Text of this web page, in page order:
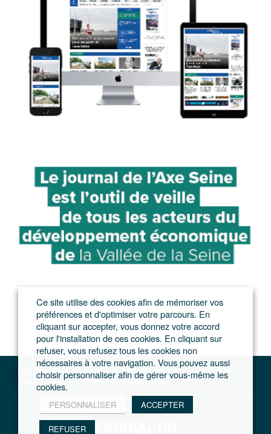
Le journal du Grand Paris – L'actualité du développement de l'Ile-de-France
Le Manifeste du Grand Paris (texte intégral)
Ce site utilise des cookies afin de mémoriser vos
préférences et d'optimiser votre parcours. En
cliquant sur accepter, vous donnez votre accord
pour l'installation de ces cookies. En cliquant sur
refuser, vous refusez tous les cookies non
nécessaires à votre navigation. Vous pouvez aussi
choisir personnaliser afin de gérer vous-même les
cookies.
PERSONNALISER ACCEPTER
REFUSER